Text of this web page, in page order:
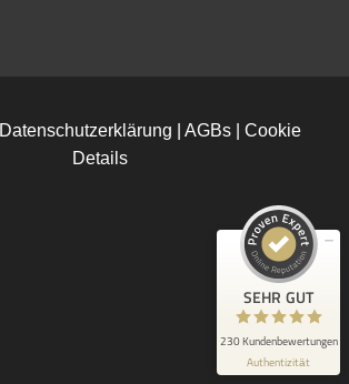
Datenschutzerklärung AGBs
Cookie
Details
SEHR GUT
230 Kundenbewertungen
Authentizität
99%
SEHR GUT
74
Bewertungen auf
ProvenExpert.com
Blick aufs ProvenExpert-Profil werfen
30.7.2026